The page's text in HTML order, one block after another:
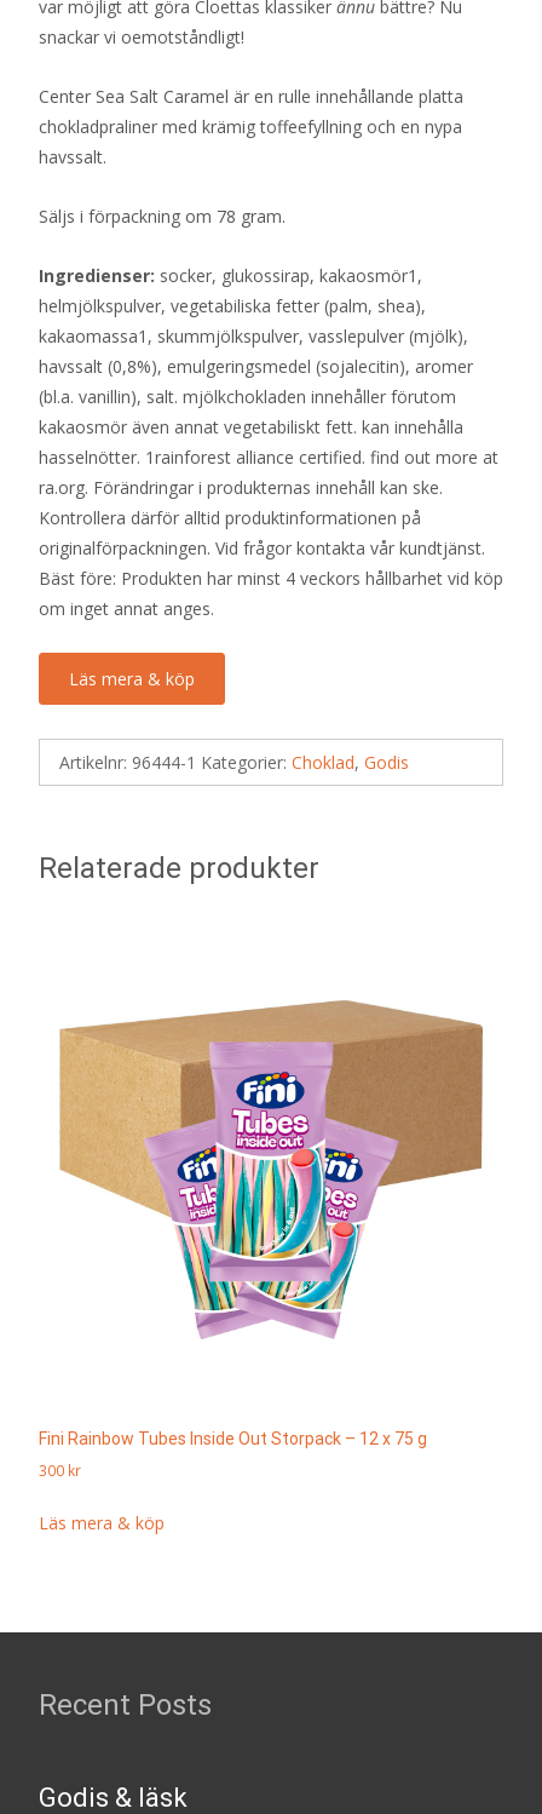
var möjligt att göra Cloettas klassiker ännu bättre? Nu
snackar vi oemotståndligt!
Center Sea Salt Caramel är en rulle innehållande platta
chokladpraliner med krämig toffeefyllning och en nypa
havssalt.
Säljs i förpackning om 78 gram.
Ingredienser: socker, glukossirap, kakaosmör1,
helmjölkspulver, vegetabiliska fetter (palm, shea),
kakaomassa1, skummjölkspulver, vasslepulver (mjölk),
havssalt (0,8%), emulgeringsmedel (sojalecitin), aromer
(bl.a. vanillin), salt. mjölkchokladen innehåller förutom
kakaosmör även annat vegetabiliskt fett. kan innehålla
hasselnötter. 1rainforest alliance certified. find out more at
ra.org. Förändringar i produkternas innehåll kan ske.
Kontrollera därför alltid produktinformationen på
originalförpackningen. Vid frågor kontakta vår kundtjänst.
Bäst före: Produkten har minst 4 veckors hållbarhet vid köp
om inget annat anges.
Läs mera & köp
Artikelnr: 96444-1 Kategorier: Choklad, Godis
Relaterade produkter
Fini Rainbow Tubes Inside Out Storpack – 12 x 75 g
300 kr
Läs mera & köp
Recent Posts
Godis & läsk